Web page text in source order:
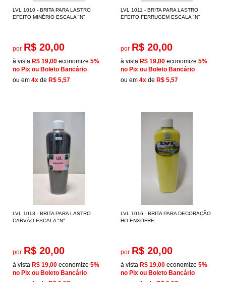
LVL 1010 - BRITA PARA LASTRO
EFEITO MINÉRIO ESCALA "N"
por R$ 20,00
à vista R$ 19,00 economize 5%
no Pix ou Boleto Bancário
ou em 4x de R$ 5,57
LVL 1011 - BRITA PARA LASTRO
EFEITO FERRUGEM ESCALA "N"
por R$ 20,00
à vista R$ 19,00 economize 5%
no Pix ou Boleto Bancário
ou em 4x de R$ 5,57
LVL 1013 - BRITA PARA LASTRO
CARVÃO ESCALA "N"
por R$ 20,00
à vista R$ 19,00 economize 5%
no Pix ou Boleto Bancário
LVL 1016 - BRITA PARA DECORAÇÃO
HO ENXOFRE
por R$ 20,00
à vista R$ 19,00 economize 5%
no Pix ou Boleto Bancário